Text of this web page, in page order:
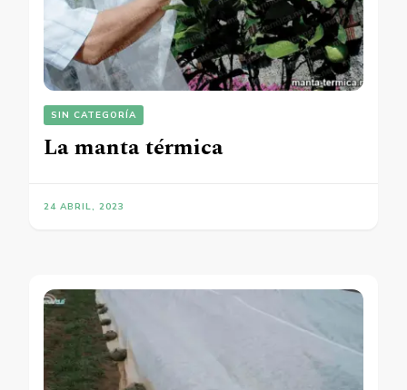
SIN CATEGORÍA
La manta térmica
24 ABRIL, 2023